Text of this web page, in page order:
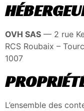
OVH SAS — 2 rue
RCS Roubaix –
1007
L’ensemble des